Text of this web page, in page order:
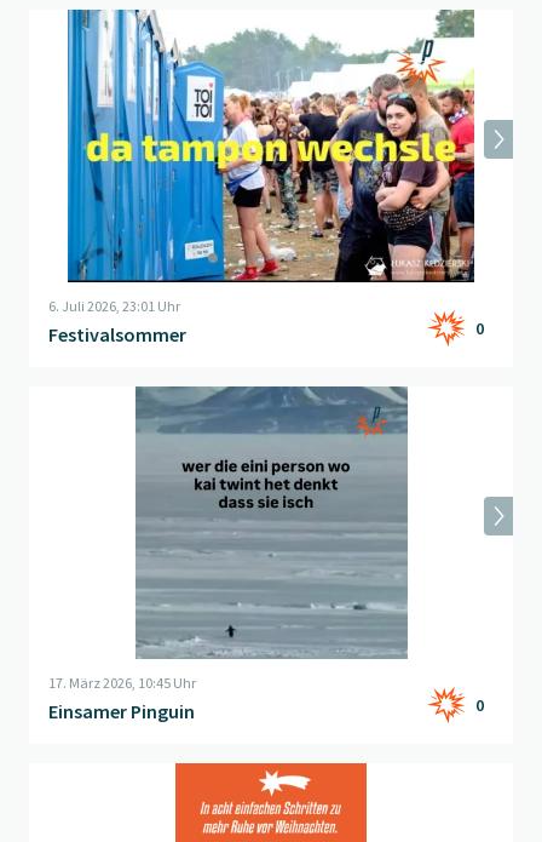
Beitrag " Festivalsommer " öffnen
6. Juli 2026, 23:01 Uhr
Festivalsommer 0
Einsamer Pinguin " öffnen
17. März 2026, 10:45 Uhr
Einsamer Pinguin 0
Petardvent Lifehack 5: Eisensäge vs Nervensäge